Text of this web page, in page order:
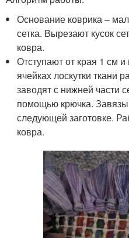
Основание коврика –
сетка. Вырезают кусок
ковра.
Отступают от края 1 см
ячейках лоскутки ткани
заводят с нижней части
помощью крючка.
следующей заготовке.
ковра.